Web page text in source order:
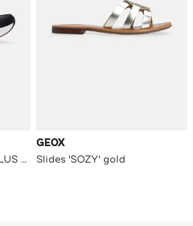
Laufschuhe 'GEL-CUMULUS 25' schwarz
GEOX
Slides 'SOZY' gold